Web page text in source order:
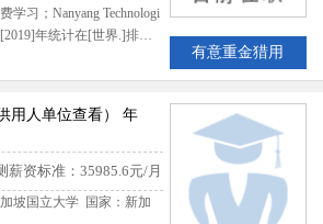
学习；Nanyang Technologi
年统计在[世界.]排名
先生B级留学生专业人才
有意重金猎用
用人单位查看）
年
薪资标准：35985.6元/月
坡国立大学 国家：新加